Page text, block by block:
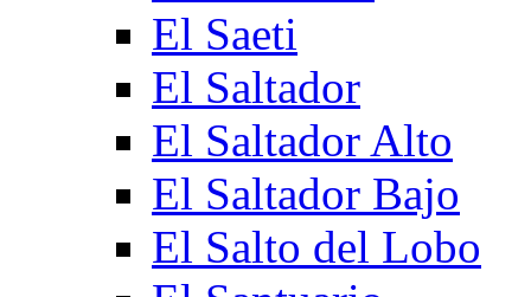
El Saeti
El Saltador
El Saltador Alto
El Saltador Bajo
El Salto del Lobo